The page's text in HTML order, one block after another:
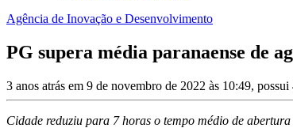
Agência de Inovação e Desenvolvimento
PG supera média paranaense de
3 anos atrás em 9 de novembro de 2022 às 10:49,
Cidade reduziu para 7 horas o tempo médio de